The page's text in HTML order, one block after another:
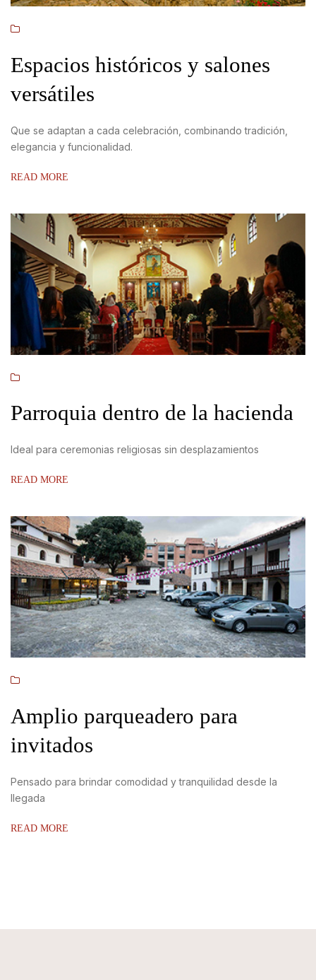
Espacios históricos y salones
versátiles
Que se adaptan a cada celebración, combinando tradición,
elegancia y funcionalidad.
READ MORE
Parroquia dentro de la hacienda
Ideal para ceremonias religiosas sin desplazamientos
READ MORE
Amplio parqueadero para
invitados
Pensado para brindar comodidad y tranquilidad desde la
llegada
READ MORE